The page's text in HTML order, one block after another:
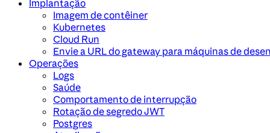
Implantação
Imagem de contêiner
Kubernetes
Cloud Run
Envie a URL do gateway para máquinas de
Operações
Logs
Saúde
Comportamento de interrupção
Rotação de segredo JWT
Postgres